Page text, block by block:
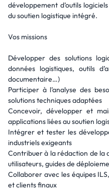
développement d’outils
du soutien logistique intégré.
Vos missions
Développer des solutions
données logistiques, outils
documentaire…)
Participer à l’analyse des
solutions techniques adaptées
Concevoir, développer et
applications liées au soutien
Intégrer et tester les
industriels exigeants
Contribuer à la rédaction de la
utilisateurs, guides de
Collaborer avec les équipes
et clients finaux